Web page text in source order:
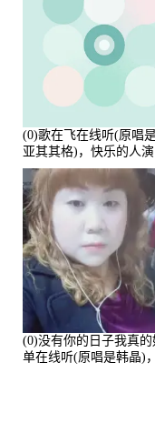
(0)歌在飞在线听(原唱
亚其其格)，快乐的人
播:36次
(0)没有你的日子我真的
单在线听(原唱是韩晶)